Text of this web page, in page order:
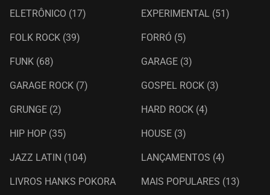
ELETRÔNICO (17) EXPERIMENTAL (51)
FOLK ROCK (39) FORRÓ (5)
FUNK (68) GARAGE (3)
GARAGE ROCK (7) GOSPEL ROCK (3)
GRUNGE (2) HARD ROCK (4)
HIP HOP (35) HOUSE (3)
JAZZ LATIN (104) LANÇAMENTOS (4)
LIVROS HANKS POKORA MAIS POPULARES (13)